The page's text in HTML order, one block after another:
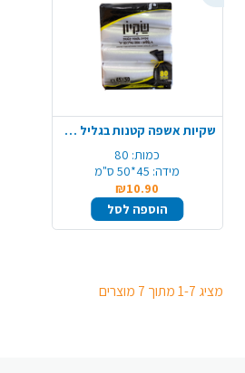
שקיות אשפה קטנות בגליל 80 יח' - שקוף
כמות: 80
מידה: 45*50 ס"מ
₪10.90
הוספה לסל
מציג 1-7 מתוך 7 מוצרים